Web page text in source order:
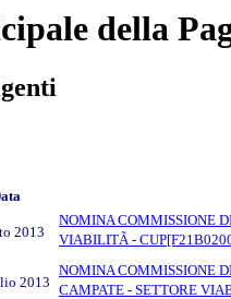
della
2013
NOMINA COMMISSIONE
VIABILITÃ -
2013
NOMINA COMMISSIONE
CAMPATE - SETTORE